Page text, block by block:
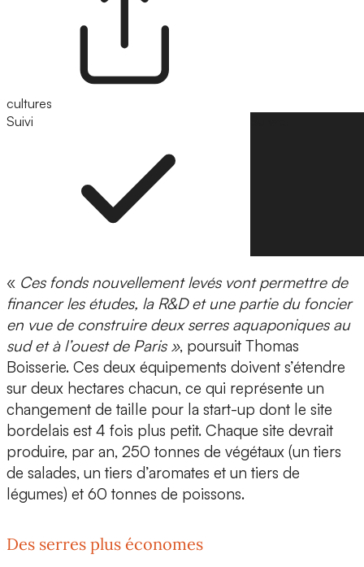
cultures
Suivi
« Ces fonds nouvellement levés vont permettre de
financer les études, la R&D et une partie du foncier
en vue de construire deux serres aquaponiques au
sud et à l’ouest de Paris », poursuit Thomas
Boisserie. Ces deux équipements doivent s’étendre
sur deux hectares chacun, ce qui représente un
changement de taille pour la start-up dont le site
bordelais est 4 fois plus petit. Chaque site devrait
produire, par an, 250 tonnes de végétaux (un tiers
de salades, un tiers d’aromates et un tiers de
légumes) et 60 tonnes de poissons.
Des serres plus économes